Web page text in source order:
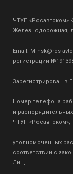
ЧТУП «Росавтоком»
Железнодорожная,
Email: Minsk@ros-
регистрации
Зарегистрирован в
Номер телефона
и
ЧТУП «Росавтоком»,
уполномоченных
соответствии с
Лиц,